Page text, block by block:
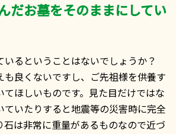
だお墓をそのままにしてい
いるということはないでしょうか？
も良くないですし、ご先祖様を供養す
てほしいものです。見た目だけではな
ていたりすると地震等の災害時に完全
石は非常に重量があるものなので近づ